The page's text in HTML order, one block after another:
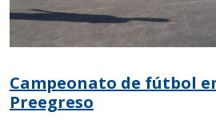
Campeonato de fútbol
Preegreso